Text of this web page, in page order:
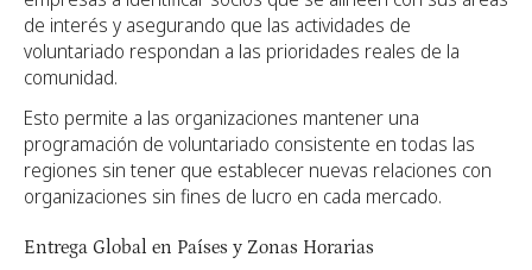
de interés y asegurando que las actividades de
voluntariado respondan a las prioridades reales de la
comunidad.
Esto permite a las organizaciones mantener una
programación de voluntariado consistente en todas las
regiones sin tener que establecer nuevas relaciones con
organizaciones sin fines de lucro en cada mercado.
Entrega Global en Países y Zonas Horarias